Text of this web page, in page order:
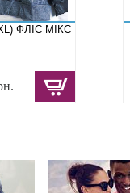
ФЛІС МІКС